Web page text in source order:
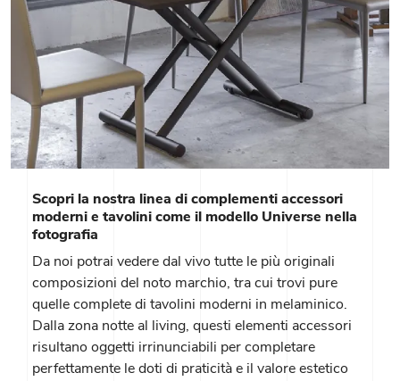
Scopri la nostra linea di complementi accessori
moderni e tavolini come il modello Universe nella
fotografia
Da noi potrai vedere dal vivo tutte le più originali
composizioni del noto marchio, tra cui trovi pure
quelle complete di tavolini moderni in melaminico.
Dalla zona notte al living, questi elementi accessori
risultano oggetti irrinunciabili per completare
perfettamente le doti di praticità e il valore estetico